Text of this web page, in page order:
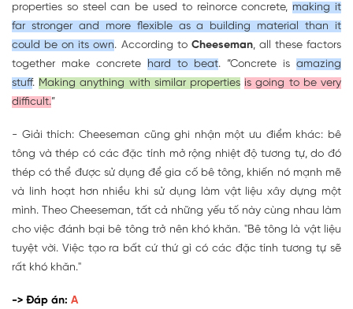
properties so steel can be used to reìnorce concrete, making it
far stronger and more flexible as a building material than it
could be on its own. According to Cheeseman, all these factors
together make concrete
hard to beat. “Concrete is amazing
stuff. Making anything with similar properties is going to be very
difficult.”
- Giải thích: Cheeseman cũng ghi nhận một ưu điểm khác: bê
tông và thép có các đặc tính mở rộng nhiệt độ tương tự, do đó
thép có thể được sử dụng để gia cố bê tông, khiến nó mạnh mẽ
và linh hoạt hơn nhiều khi sử dụng làm vật liệu xây dựng một
mình. Theo Cheeseman, tất cả những yếu tố này cùng nhau làm
cho việc đánh bại bê tông trở nên khó khăn. "Bê tông là vật liệu
tuyệt vời. Việc tạo ra bất cứ thứ gì có các đặc tính tương tự sẽ
rất khó khăn."
-> Đáp án: A